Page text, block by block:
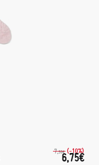
7,50€ (-10%)
6,75€